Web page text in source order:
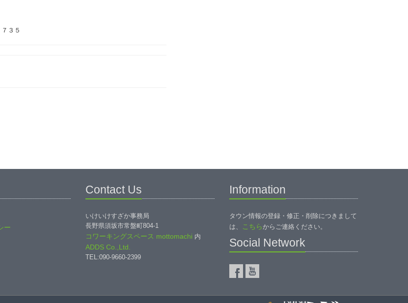
３５
ー
Contact Us
いけいけすざか事務局
長野県須坂市常盤町804-1
コワーキングスペース mottomachi 内
ADDS Co.,Ltd.
TEL:090-9660-2399
Information
タウン情報の登録・修正・削除につきまして
は、
こちらからご連絡ください。
Social Network